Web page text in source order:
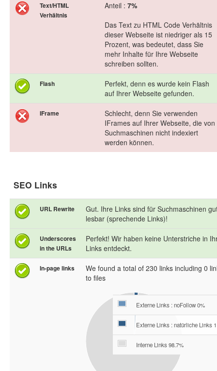
Text/HTML
Verhältnis
Anteil : 7%
Das Text zu HTML Code Verhältnis
dieser Webseite ist niedriger als 15
Prozent, was bedeutet, dass Sie
mehr Inhalte für Ihre Webseite
schreiben sollten.
Flash
Perfekt, denn es wurde kein Flash
auf Ihrer Webseite gefunden.
IFrame
Schlecht, denn Sie verwenden
IFrames auf Ihrer Webseite, die von
Suchmaschinen nicht indexiert
werden können.
SEO Links
URL Rewrite
Gut. Ihre Links sind für Suchmaschinen
lesbar (sprechende Links)!
Underscores
in the URLs
Perfekt! Wir haben keine Unterstriche in
Links entdeckt.
In-page links
We found a total of 230 links including 0
to files
Externe Links : noFollow 0%
Externe Links : natürliche Links
Interne Links 98.7%